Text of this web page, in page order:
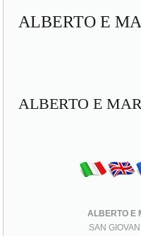
ALBERTO E
ALBERTO E
ALBERTO E
SAN